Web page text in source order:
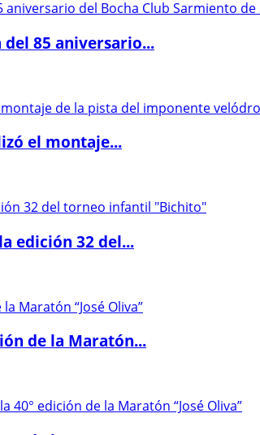
85 aniversario...
el montaje...
edición 32 del...
de la Maratón...